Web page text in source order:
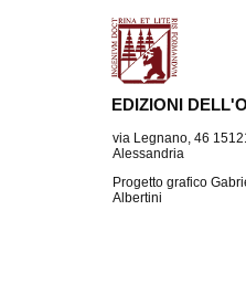
EDIZIONI
via Legnano, 46
Alessandria
Progetto grafico
Albertini